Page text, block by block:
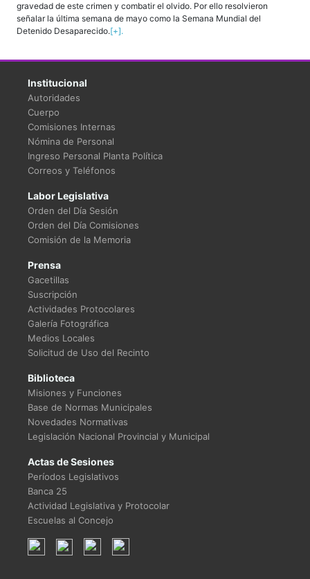
gravedad de este crimen y combatir el olvido. Por ello resolvieron
señalar la última semana de mayo como la Semana Mundial del
Detenido Desaparecido.[+].
Institucional
Autoridades
Cuerpo
Comisiones Internas
Nómina de Personal
Ingreso Personal Planta Política
Correos y Teléfonos
Labor Legislativa
Orden del Día Sesión
Orden del Día Comisiones
Comisión de la Memoria
Prensa
Gacetillas
Suscripción
Actividades Protocolares
Galería Fotográfica
Medios Locales
Solicitud de Uso del Recinto
Biblioteca
Misiones y Funciones
Base de Normas Municipales
Novedades Normativas
Legislación Nacional Provincial y Municipal
Actas de Sesiones
Períodos Legislativos
Banca 25
Actividad Legislativa y Protocolar
Escuelas al Concejo